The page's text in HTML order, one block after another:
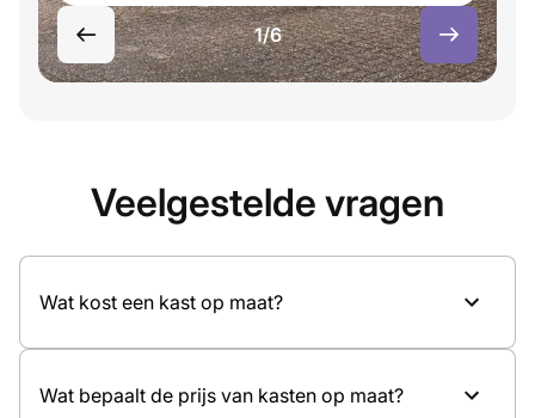
1/6
Veelgestelde vragen
Wat kost een kast op maat?
Wat bepaalt de prijs van kasten op maat?